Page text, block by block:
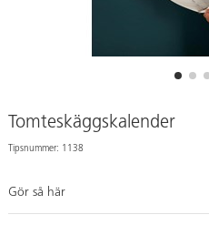
Tomteskäggskalender
Tipsnummer: 1138
Gör så här